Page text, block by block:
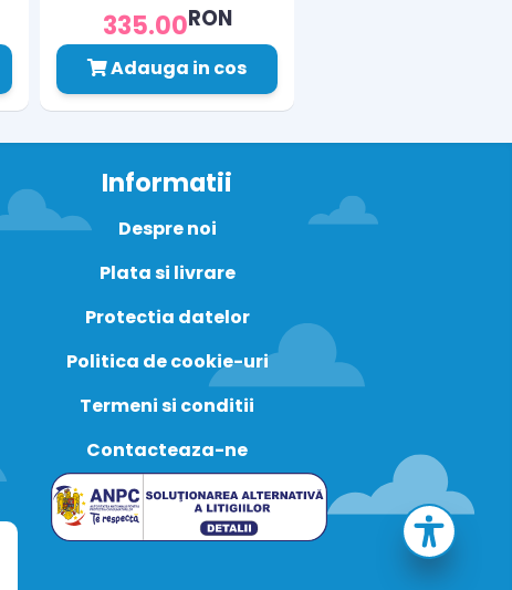
335.00RON
Adauga in cos
Informatii
Despre noi
Plata si livrare
Protectia datelor
Politica de cookie-uri
Termeni si conditii
Contacteaza-ne